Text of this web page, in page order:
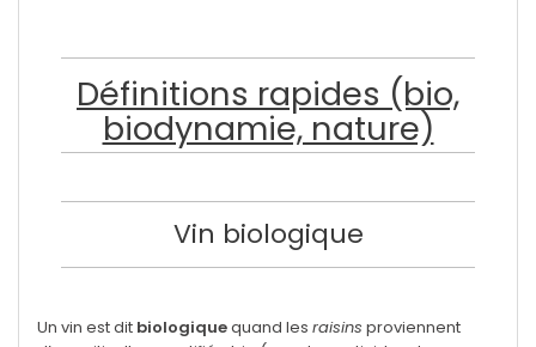
Définitions rapides (bio,
biodynamie, nature)
Vin biologique
Un vin est dit biologiquequand les raisins proviennent